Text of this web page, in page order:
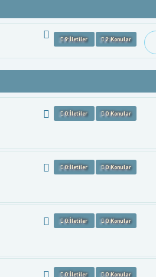
9: İletiler 2: Konular
0: İletiler 0: Konular
0: İletiler 0: Konular
0: İletiler 0: Konular
0: İletiler 0: Konular